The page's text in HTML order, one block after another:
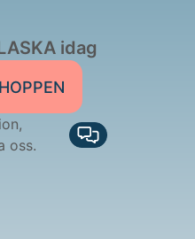
idag
oss.